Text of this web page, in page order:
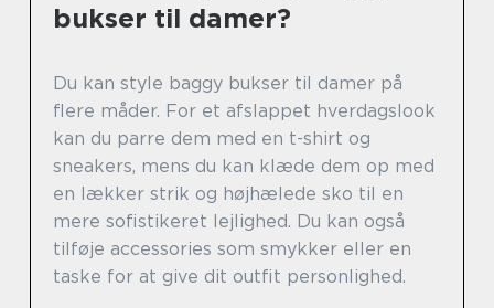
bukser til damer?
Du kan style baggy bukser til damer på
flere måder. For et afslappet hverdagslook
kan du parre dem med en t-shirt og
sneakers, mens du kan klæde dem op med
en lækker strik og højhælede sko til en
mere sofistikeret lejlighed. Du kan også
tilføje accessories som smykker eller en
taske for at give dit outfit personlighed.